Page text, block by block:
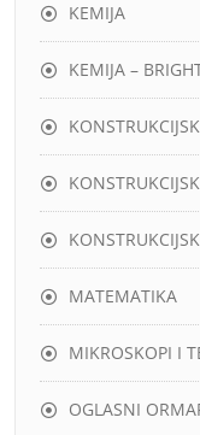
KEMIJA
KEMIJA –
MATEMATIKA
MIKROSKOPI I
OGLASNI